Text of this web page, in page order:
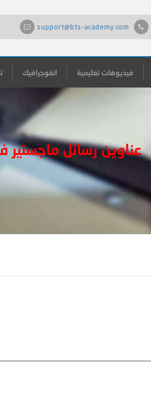
support@bts-academy.com
فيديوهات تعليمية انفوجرافيك
عناوين رسائل